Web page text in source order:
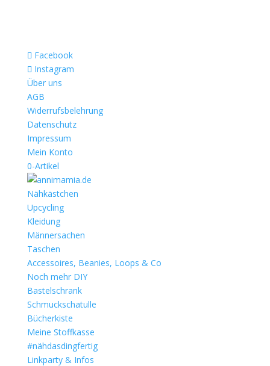
Facebook
Instagram
Über uns
AGB
Widerrufsbelehrung
Datenschutz
Impressum
Mein Konto
0-Artikel
Nähkästchen
Upcycling
Kleidung
Männersachen
Taschen
Accessoires, Beanies, Loops & Co
Noch mehr DIY
Bastelschrank
Schmuckschatulle
Bücherkiste
Meine Stoffkasse
#nähdasdingfertig
Linkparty & Infos